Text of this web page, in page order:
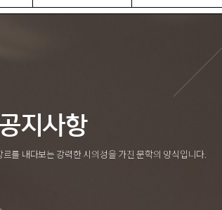
지사항
를 내다보는 강력한 시의성을 가진 문학의 양식입니다.